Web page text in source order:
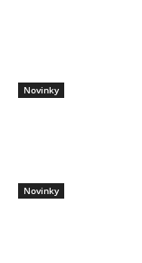
Novinky
Novinky